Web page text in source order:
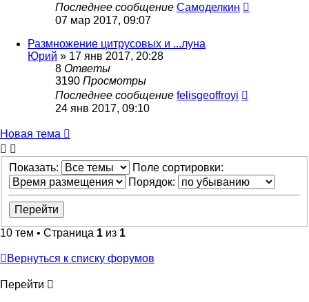
Последнее сообщение Самоделкин
07 мар 2017, 09:07
Размножение цитрусовых и ...луна
Юрий » 17 янв 2017, 20:28
8 Ответы
3190 Просмотры
Последнее сообщение felisgeoffroyi
24 янв 2017, 09:10
Новая тема
Показать:
Поле сортировки:
Порядок:
10 тем • Страница 1 из 1
Вернуться к списку форумов
Перейти